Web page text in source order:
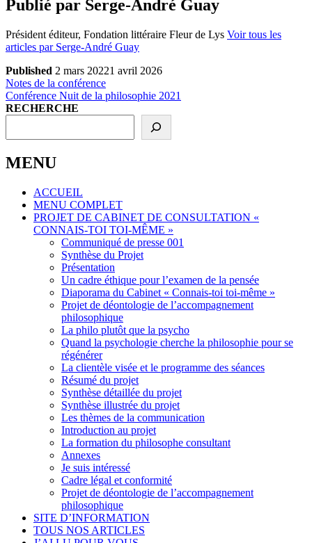
Publié par Serge-André Guay
Président éditeur, Fondation littéraire Fleur de Lys Voir tous les
articles par Serge-André Guay
Published 2 mars 20221 avril 2026
Navigation
de
Previous
Post
Notes de la conférence
Next
Post
Conférence Nuit de la philosophie 2021
RECHERCHE
MENU
ACCUEIL
MENU COMPLET
PROJET DE CABINET DE CONSULTATION «
CONNAIS-TOI TOI-MÊME »
Communiqué de presse 001
Synthèse du Projet
Présentation
Un cadre éthique pour l’examen de la pensée
Diaporama du Cabinet « Connais-toi toi-même »
Projet de déontologie de l’accompagnement
philosophique
La philo plutôt que la psycho
Quand la psychologie cherche la philosophie pour se
régénérer
La clientèle visée et le programme des séances
Résumé du projet
Synthèse détaillée du projet
Synthèse illustrée du projet
Les thèmes de la communication
Introduction au projet
La formation du philosophe consultant
Annexes
Je suis intéressé
Cadre légal et conformité
Projet de déontologie de l’accompagnement
philosophique
SITE D’INFORMATION
TOUS NOS ARTICLES